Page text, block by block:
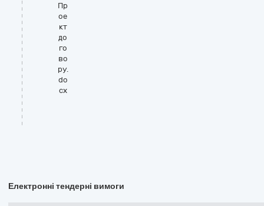
Пр
ое
кт
до
го
во
ру.
do
cx
Електронні тендерні вимоги